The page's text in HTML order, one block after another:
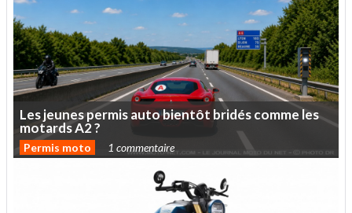
Lesjeunespermisautobientôt bridéscommeles
motardsA2?
Permis moto 1 commentaire